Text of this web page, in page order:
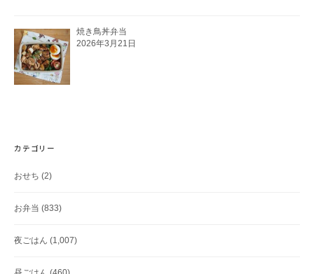
焼き鳥丼弁当
2026年3月21日
カテゴリー
おせち (2)
お弁当 (833)
夜ごはん (1,007)